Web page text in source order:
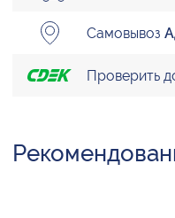
Самовывоз
Проверить